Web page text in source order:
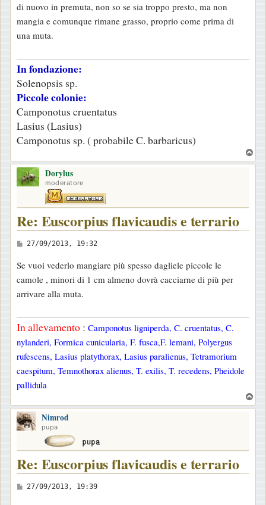
i
o
di nuovo in premuta, non so se sia troppo presto, ma non
mangia e comunque rimane grasso, proprio come prima di
una muta.
In fondazione:
Solenopsis sp.
Piccole colonie:
Camponotus cruentatus
Lasius (Lasius)
Camponotus sp. ( probabile C. barbaricus)
o
Dorylus
moderatore
Re: Euscorpius flavicaudis e terrario
M
s
s
a
g
i
o
27/09/2013, 19:32
Se vuoi vederlo mangiare più spesso dagliele piccole le
camole , minori di 1 cm almeno dovrà cacciarne di più per
arrivare alla muta.
In allevamento : Camponotus ligniperda, C. cruentatus, C.
nylanderi, Formica cunicularia, F. fusca,F. lemani, Polyergus
rufescens, Lasius platythorax, Lasius paralienus, Tetramorium
caespitum, Temnothorax alienus, T. exilis, T. recedens, Pheidole
pallidula
o
Nimrod
pupa
Re: Euscorpius flavicaudis e terrario
M
27/09/2013, 19:39